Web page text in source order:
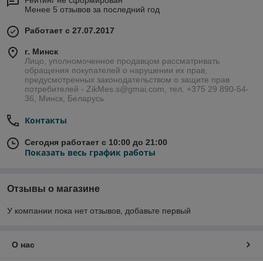
Менее 5 отзывов за последний год
Работает с 27.07.2017
г. Минск
Лицо, уполномоченное продавцом рассматривать
обращения покупателей о нарушении их прав,
предусмотренных законодательством о защите прав
потребителей - ZikMes.s@gmai.com, тел. +375 29 890-54-
36, Минск, Беларусь
Контакты
Сегодня работает с 10:00 до 21:00
Показать весь график работы
Отзывы о магазине
У компании пока нет отзывов, добавьте первый
О нас